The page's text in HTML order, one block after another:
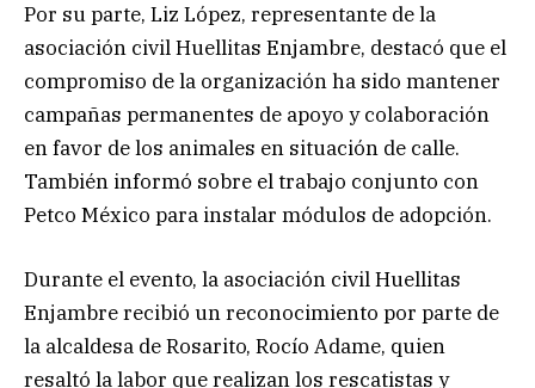
Por su parte, Liz López, representante de la
asociación civil Huellitas Enjambre, destacó que el
compromiso de la organización ha sido mantener
campañas permanentes de apoyo y colaboración
en favor de los animales en situación de calle.
También informó sobre el trabajo conjunto con
Petco México para instalar módulos de adopción.
Durante el evento, la asociación civil Huellitas
Enjambre recibió un reconocimiento por parte de
la alcaldesa de Rosarito, Rocío Adame, quien
resaltó la labor que realizan los rescatistas y